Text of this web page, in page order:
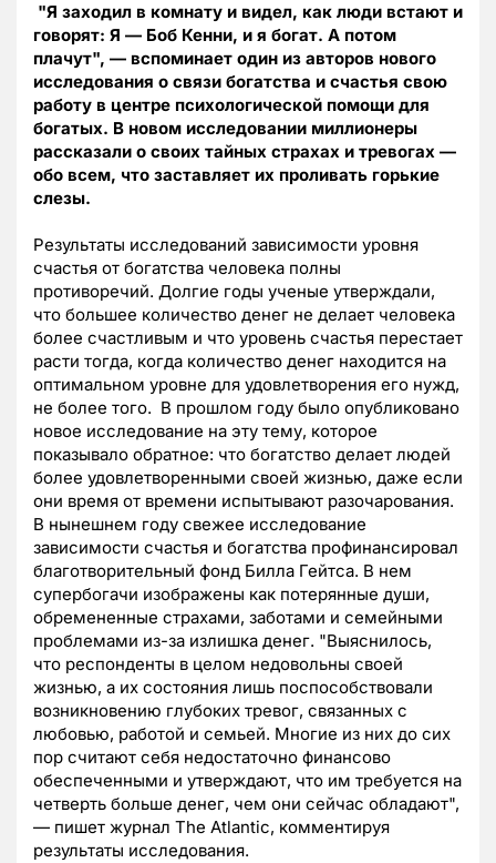
"Я заходил в комнату и видел, как люди встают и
говорят: Я — Боб Кенни, и я богат. А потом
плачут", — вспоминает один из авторов нового
исследования о связи богатства и счастья свою
работу в центре психологической помощи для
богатых. В новом исследовании миллионеры
рассказали о своих тайных страхах и тревогах —
обо всем, что заставляет их проливать горькие
слезы.
Результаты исследований зависимости уровня
счастья от богатства человека полны
противоречий. Долгие годы ученые утверждали,
что большее количество денег не делает человека
более счастливым и что уровень счастья перестает
расти тогда, когда количество денег находится на
оптимальном уровне для удовлетворения его нужд,
не более того. В прошлом году было опубликовано
новое исследование на эту тему, которое
показывало обратное: что богатство делает людей
более удовлетворенными своей жизнью, даже если
они время от времени испытывают разочарования.
В нынешнем году свежее исследование
зависимости счастья и богатства профинансировал
благотворительный фонд Билла Гейтса. В нем
супербогачи изображены как потерянные души,
обремененные страхами, заботами и семейными
проблемами из-за излишка денег. "Выяснилось,
что респонденты в целом недовольны своей
жизнью, а их состояния лишь поспособствовали
возникновению глубоких тревог, связанных с
любовью, работой и семьей. Многие из них до сих
пор считают себя недостаточно финансово
обеспеченными и утверждают, что им требуется на
четверть больше денег, чем они сейчас обладают",
— пишет журнал The Atlantic, комментируя
результаты исследования.